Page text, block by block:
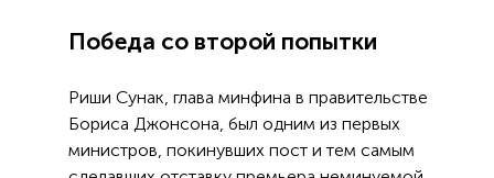
Победа со второй попытки
Риши Сунак, глава минфина в правительстве
Бориса Джонсона, был одним из первых
министров, покинувших пост и тем самым